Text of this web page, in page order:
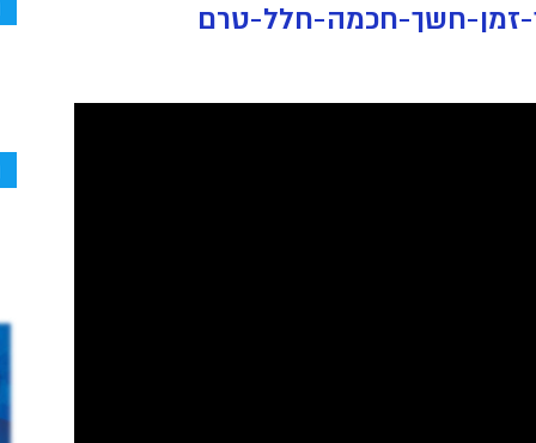
זמן-חשך-חכמה-חלל-טרם